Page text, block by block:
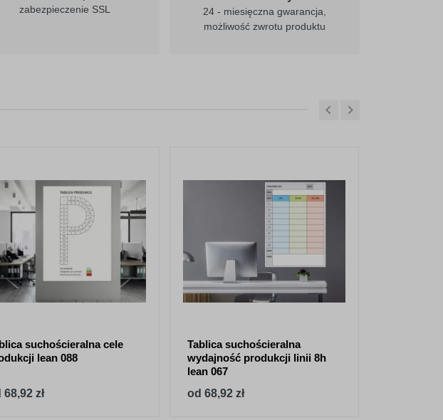
zabezpieczenie SSL
24 - miesięczna gwarancja,
możliwość zwrotu produktu
suchościeralna cele
lean 088
68,92 zł
Tablica suchościeralna
wydajność produkcji linii 8h
lean 067
od 68,92 zł